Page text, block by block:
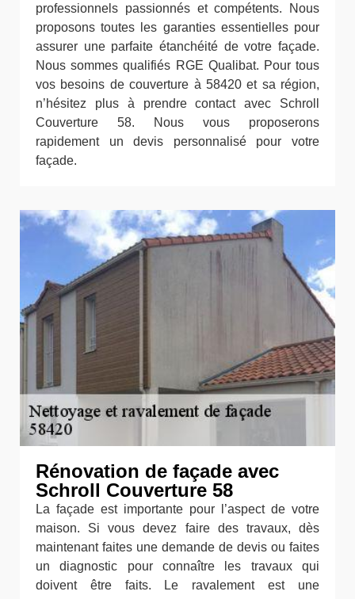
professionnels passionnés et compétents. Nous
proposons toutes les garanties essentielles pour
assurer une parfaite étanchéité de votre façade.
Nous sommes qualifiés RGE Qualibat. Pour tous
vos besoins de couverture à 58420 et sa région,
n’hésitez plus à prendre contact avec Schroll
Couverture 58. Nous vous proposerons
rapidement un devis personnalisé pour votre
façade.
Rénovation de façade avec
Schroll Couverture 58
La façade est importante pour l’aspect de votre
maison. Si vous devez faire des travaux, dès
maintenant faites une demande de devis ou faites
un diagnostic pour connaître les travaux qui
doivent être faits. Le ravalement est une